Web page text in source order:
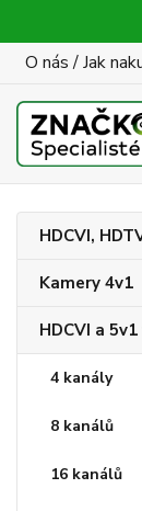
O nás / Jak
HDCVI,
Kamery 4v1
HDCVI a
4 kanály
8 kanálů
16 kanálů